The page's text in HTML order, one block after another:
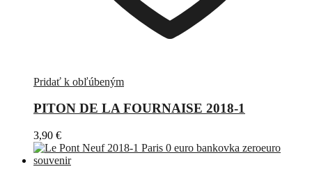
Pridať k obľúbeným
PITON DE LA FOURNAISE 2018-1
3,90 €